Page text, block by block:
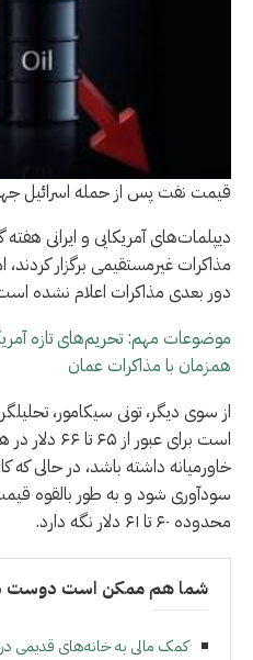
قیمت نفت پس از حمله اسرائیل
دیپلمات‌های آمریکایی و ایرانی
مذاکرات غیرمستقیمی برگزار کردند،
دور بعدی مذاکرات اعلام نشده
موضوعات مهم: تحریم‌های تازه
همزمان با مذاکرات عمان
است برای
خاورمیانه داشته باشد، در حالی
سودآوری شود و به طور بالقوه
محدوده ۶۰ تا ۶۱ دلار نگه دارد.
شما هم ممکن است دوست
کمک مالی به خانه‌های قدیمی در